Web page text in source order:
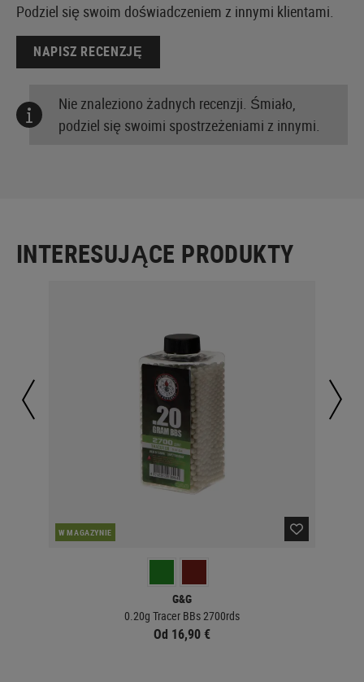
Podziel się swoim doświadczeniem z innymi klientami.
NAPISZ RECENZJĘ
Nie znaleziono żadnych recenzji. Śmiało,
podziel się swoimi spostrzeżeniami z innymi.
INTERESUJĄCE PRODUKTY
W MAGAZYNIE
G&G
0.20g Tracer BBs 2700rds
Od 16,90 €